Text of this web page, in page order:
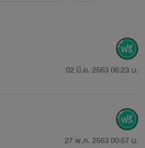
02 มิ.ย. 2563 06:23 น.
27 พ.ค. 2563 00:57 น.